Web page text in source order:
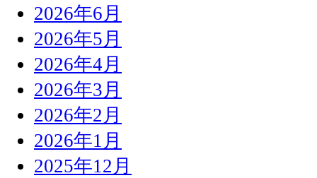
2026年6月
2026年5月
2026年4月
2026年3月
2026年2月
2026年1月
2025年12月